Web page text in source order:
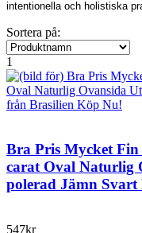
intentionella och holistiska
Sortera på:
1
Bra Pris Mycket
carat Oval Naturlig
polerad Jämn
547kr